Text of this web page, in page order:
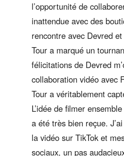
l’opportunité de
inattendue avec des
rencontre avec Devred
Tour a marqué un
félicitations de Devred
collaboration vidéo avec
Tour a véritablement
L’idée de filmer
a été très bien reçue.
la vidéo sur TikTok et
sociaux, un pas